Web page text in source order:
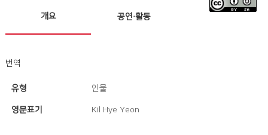
개요 공연·활동
번역
유형 인물
영문표기 Kil Hye Yeon